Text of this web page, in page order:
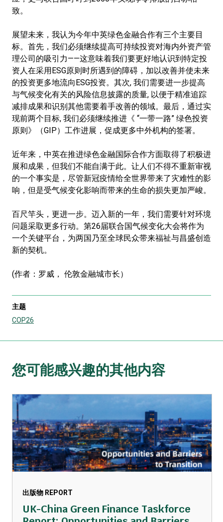
致。
展望未来，我认为今年中英绿色金融合作有三个主要目
标。首先，我们必须继续提高可持续投资对海内外资产管
理公司的吸引力——这意味着我们要更好地认识到特定投
资人在采用ESG原则时所遇到的障碍，加以改善并使未来
的投资更多地流向ESG投资。其次, 我们需要进一步提高
与气候变化有关的风险信息披露的质量, 以便于精准追踪
减排成果和识别其他需要着手改善的领域。最后，通过实
现前两个目标, 我们必须继续推进《 “一带一路” 绿色投资
原则》（GIP）工作进展，促成更多中外机构的签署。
近年来，中英在推进绿色金融国际合作方面取得了积极进
展和成果，但我们不能自满于此。让人们不得不重新审视
的一个事实是，尽管新冠疫情给全世界带来了灾难性的影
响，但是受气候变化影响而带来的生命的损失更加严峻。
百尺竿头，更进一步。迈入新的一年，我们需要针对环境
问题采取更多行动。第26届联合国气候变化大会将作为
一个关键平台，为两国乃至全球民众带来福祉与昌盛创造
新的契机。
(作者：罗威， 伦敦金融城市长）
主题
COP26
您可能感兴趣的其他内容
出版物 REPORT
UK-China Green Finance Taskforce